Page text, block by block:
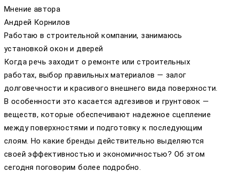
Мнение автора
Андрей Корнилов
Работаю в строительной компании, занимаюсь
установкой окон и дверей
Когда речь заходит о ремонте или строительных
работах, выбор правильных материалов — залог
долговечности и красивого внешнего вида поверхности.
В особенности это касается адгезивов и грунтовок —
веществ, которые обеспечивают надежное сцепление
между поверхностями и подготовку к последующим
слоям. Но какие бренды действительно выделяются
своей эффективностью и экономичностью? Об этом
сегодня поговорим более подробно.